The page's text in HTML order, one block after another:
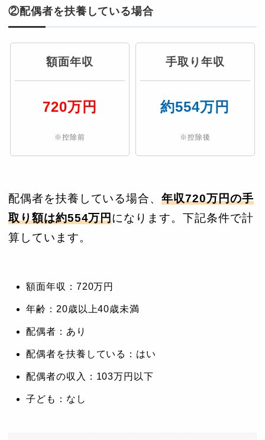
②配偶者を扶養している場合
額面年収
720万円
※控除前
手取り年収
約554万円
※控除後
配偶者を扶養している場合、年収720万円の手
取り額は約554万円になります。下記条件で計
算しています。
額面年収：720万円
年齢：20歳以上40歳未満
配偶者：あり
配偶者を扶養している：はい
配偶者の収入：103万円以下
子ども：なし